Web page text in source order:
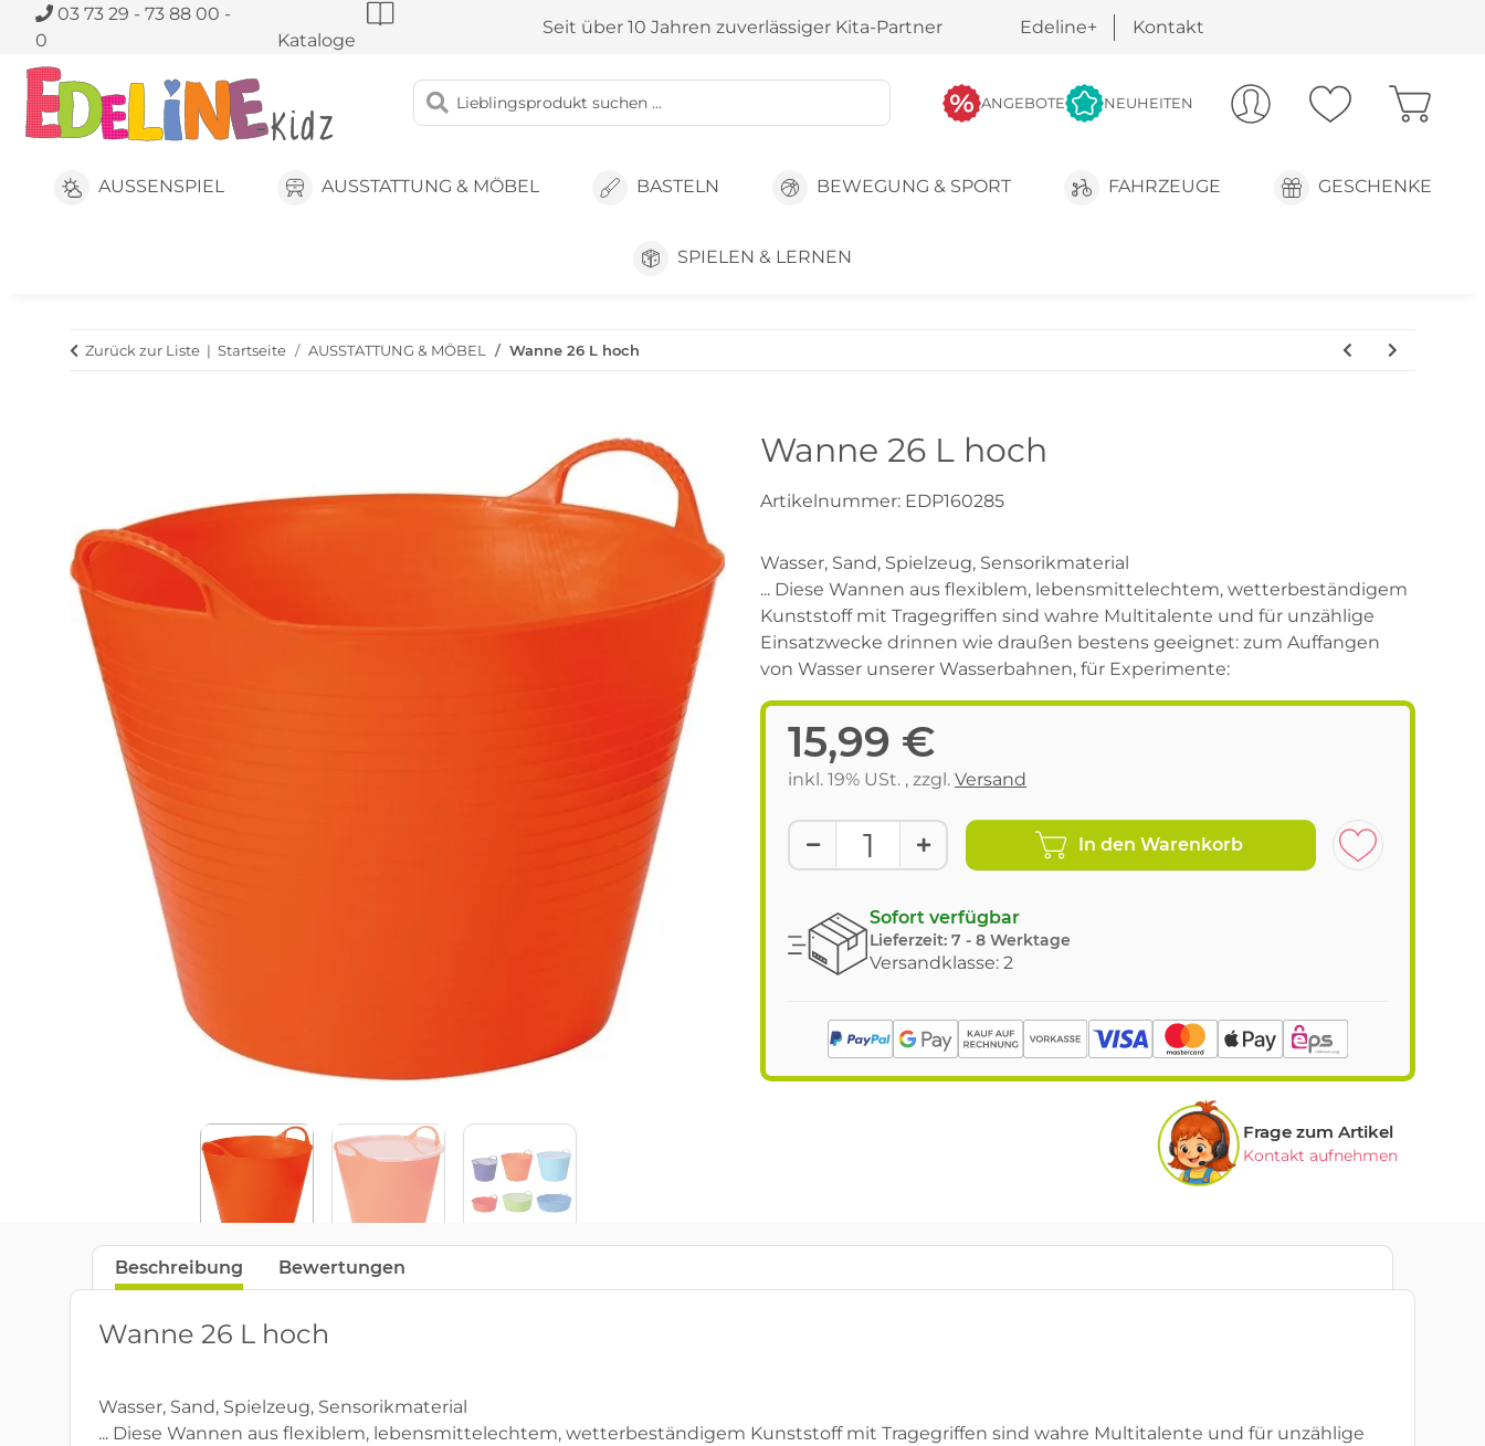
03 73 29 - 73 88 00 -
0
Kataloge
Seit über 10 Jahren zuverlässiger Kita-Partner Edeline+ Kontakt
ANGEBOTE NEUHEITEN
AUSSENSPIEL AUSSTATTUNG & MÖBEL BASTELN BEWEGUNG & SPORT FAHRZEUGE GESCHENKE
SPIELEN & LERNEN
Zurück zur Liste Startseite AUSSTATTUNG & MÖBEL Wanne 26 L hoch
Wanne 26 L hoch
Artikelnummer: EDP160285
Wasser, Sand, Spielzeug, Sensorikmaterial
... Diese Wannen aus flexiblem, lebensmittelechtem, wetterbeständigem
Kunststoff mit Tragegriffen sind wahre Multitalente und für unzählige
Einsatzwecke drinnen wie draußen bestens geeignet: zum Auffangen
von Wasser unserer Wasserbahnen, für Experimente:
15,99 €
inkl. 19% USt. , zzgl. Versand
In den Warenkorb
Sofort verfügbar
Lieferzeit: 7 - 8 Werktage
Versandklasse: 2
Frage zum Artikel
Kontakt aufnehmen
Beschreibung Bewertungen
Wanne 26 L hoch
Wasser, Sand, Spielzeug, Sensorikmaterial
... Diese Wannen aus flexiblem, lebensmittelechtem, wetterbeständigem Kunststoff mit Tragegriffen sind wahre Multitalente und für unzählige